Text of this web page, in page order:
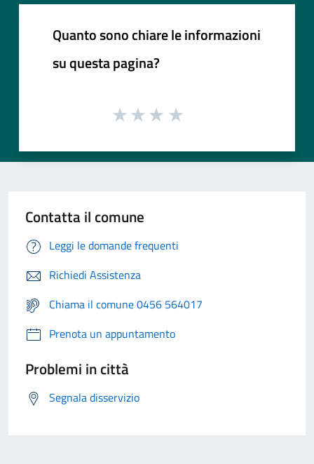
Quanto sono chiare le informazioni
su questa pagina?
Contatta il comune
Leggi le domande frequenti
Richiedi Assistenza
Chiama il comune 0456 564017
Prenota un appuntamento
Problemi in città
Segnala disservizio